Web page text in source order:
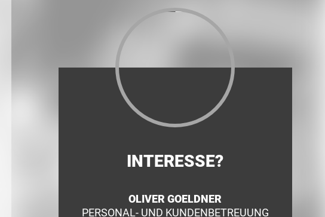
INTERESSE?
OLIVER GOELDNER
PERSONAL- UND KUNDENBETREUUNG